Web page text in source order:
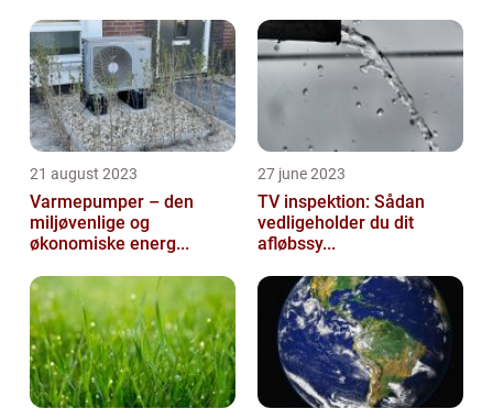
21 august 2023
Varmepumper – den
miljøvenlige og
økonomiske energ...
27 june 2023
TV inspektion: Sådan
vedligeholder du dit
afløbssy...